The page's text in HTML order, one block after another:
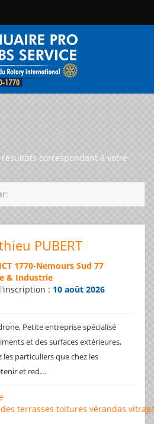
résultats correspondant à votre
PUBERT
1770-Nemours Sud 77
& Industrie
: 10 août 2026
Petite entreprise spécialisé
et des surfaces extérieures,
les particuliers que chez les
et red...
terrasses toitures vérandas